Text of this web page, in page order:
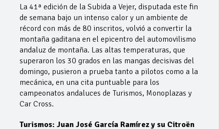
La 41ª edición de la Subida a Vejer, disputada este fin
de semana bajo un intenso calor y un ambiente de
récord con más de 80 inscritos, volvió a convertir la
montaña gaditana en el epicentro del automovilismo
andaluz de montaña. Las altas temperaturas, que
superaron los 30 grados en las mangas decisivas del
domingo, pusieron a prueba tanto a pilotos como a la
mecánica, en una cita puntuable para los
campeonatos andaluces de Turismos, Monoplazas y
Car Cross.
Turismos: Juan José García Ramírez y su Citroën